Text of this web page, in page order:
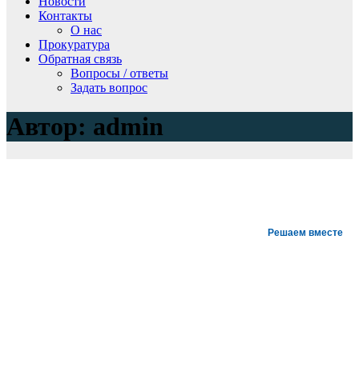
Контакты
О нас
Прокуратура
Обратная связь
Вопросы / ответы
Задать вопрос
Автор: admin
Решаем вместе